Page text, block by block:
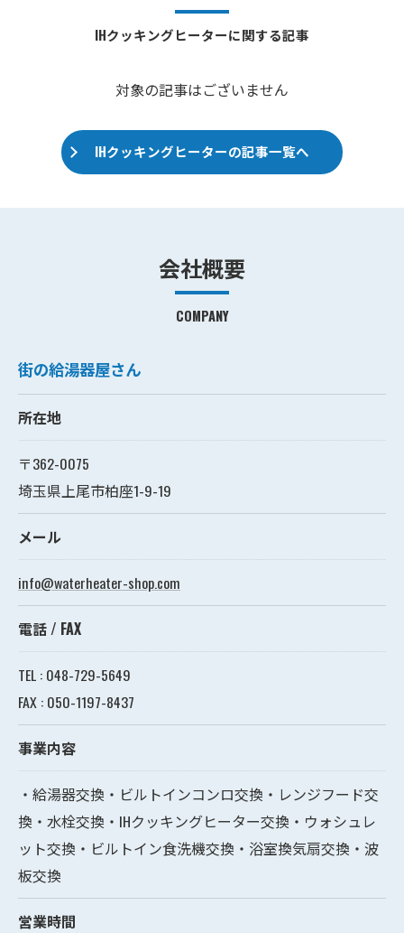
IHクッキングヒーターに関する記事
対象の記事はございません
IHクッキングヒーターの記事一覧へ
会社概要
COMPANY
街の給湯器屋さん
所在地
〒362-0075
埼玉県上尾市柏座1-9-19
メール
info@waterheater-shop.com
電話 / FAX
TEL : 048-729-5649
FAX : 050-1197-8437
事業内容
・給湯器交換・ビルトインコンロ交換・レンジフード交
換・水栓交換・IHクッキングヒーター交換・ウォシュレ
ット交換・ビルトイン食洗機交換・浴室換気扇交換・波
板交換
営業時間